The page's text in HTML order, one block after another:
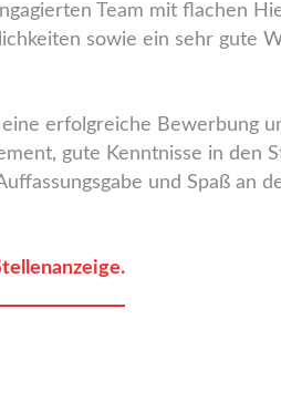
Team mit flachen
sowie ein sehr gute
erfolgreiche Bewerbung
gute Kenntnisse in
und Spaß an